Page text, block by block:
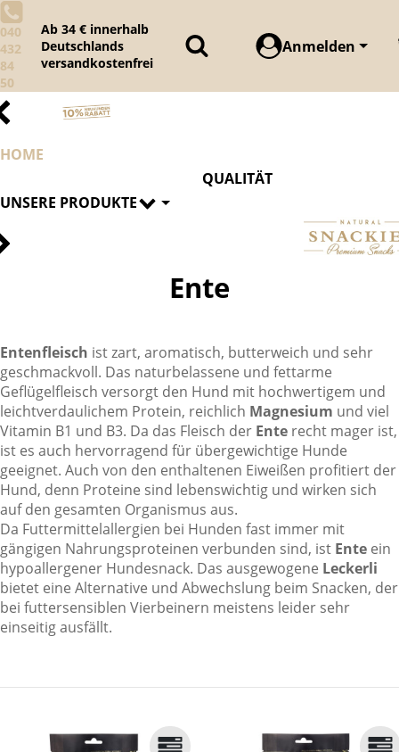
040
432
84
50
Ab 34 € innerhalb
Deutschlands
versandkostenfrei
Anmelden
HOME
UNSERE PRODUKTE
QUALITÄT
Ente
Entenfleisch ist zart, aromatisch, butterweich und sehr
geschmackvoll. Das naturbelassene und fettarme
Geflügelfleisch versorgt den Hund mit hochwertigem und
leichtverdaulichem Protein, reichlich Magnesium und viel
Vitamin B1 und B3. Da das Fleisch der Ente recht mager ist,
ist es auch hervorragend für übergewichtige Hunde
geeignet. Auch von den enthaltenen Eiweißen profitiert der
Hund, denn Proteine sind lebenswichtig und wirken sich
auf den gesamten Organismus aus.
Da Futtermittelallergien bei Hunden fast immer mit
gängigen Nahrungsproteinen verbunden sind, ist Ente ein
hypoallergener Hundesnack. Das ausgewogene Leckerli
bietet eine Alternative und Abwechslung beim Snacken, der
bei futtersensiblen Vierbeinern meistens leider sehr
einseitig ausfällt.